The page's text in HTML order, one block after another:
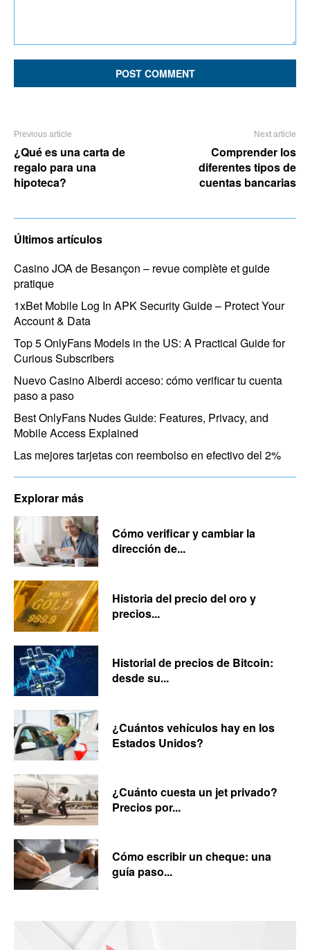
Previous article
¿Qué es una carta de
regalo para una
hipoteca?
Next article
Comprender los
diferentes tipos de
cuentas bancarias
Últimos artículos
Casino JOA de Besançon – revue complète et guide
pratique
1xBet Mobile Log In APK Security Guide – Protect Your
Account & Data
Top 5 OnlyFans Models in the US: A Practical Guide for
Curious Subscribers
Nuevo Casino Alberdi acceso: cómo verificar tu cuenta
paso a paso
Best OnlyFans Nudes Guide: Features, Privacy, and
Mobile Access Explained
Las mejores tarjetas con reembolso en efectivo del 2%
Explorar más
Cómo verificar y cambiar la
dirección de...
Historia del precio del oro y
precios...
Historial de precios de Bitcoin:
desde su...
¿Cuántos vehículos hay en los
Estados Unidos?
¿Cuánto cuesta un jet privado?
Precios por...
Cómo escribir un cheque: una
guía paso...